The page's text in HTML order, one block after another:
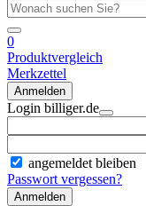
0
Produktvergleich
Merkzettel
Anmelden
Login billiger.de
angemeldet bleiben
Passwort vergessen?
Anmelden